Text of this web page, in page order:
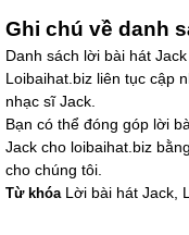
Ghi chú về danh
Danh sách lời bài hát
Loibaihat.biz liên tục cập
nhạc sĩ Jack.
Bạn có thể đóng góp lời
Jack cho loibaihat.biz
cho chúng tôi.
Từ khóa Lời bài hát Jack,